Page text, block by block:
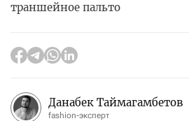
траншейное пальто
Данабек Таймагамбетов
fashion-эксперт